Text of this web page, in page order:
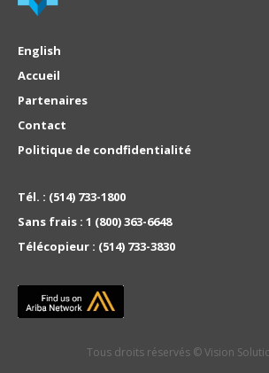
English
Accueil
Partenaires
Contact
Politique de condfidentialité
Tél. : (514) 733-1800
Sans frais : 1 (800) 363-6648
Télécopieur : (514) 733-3830
Tous droits réservés © Vision